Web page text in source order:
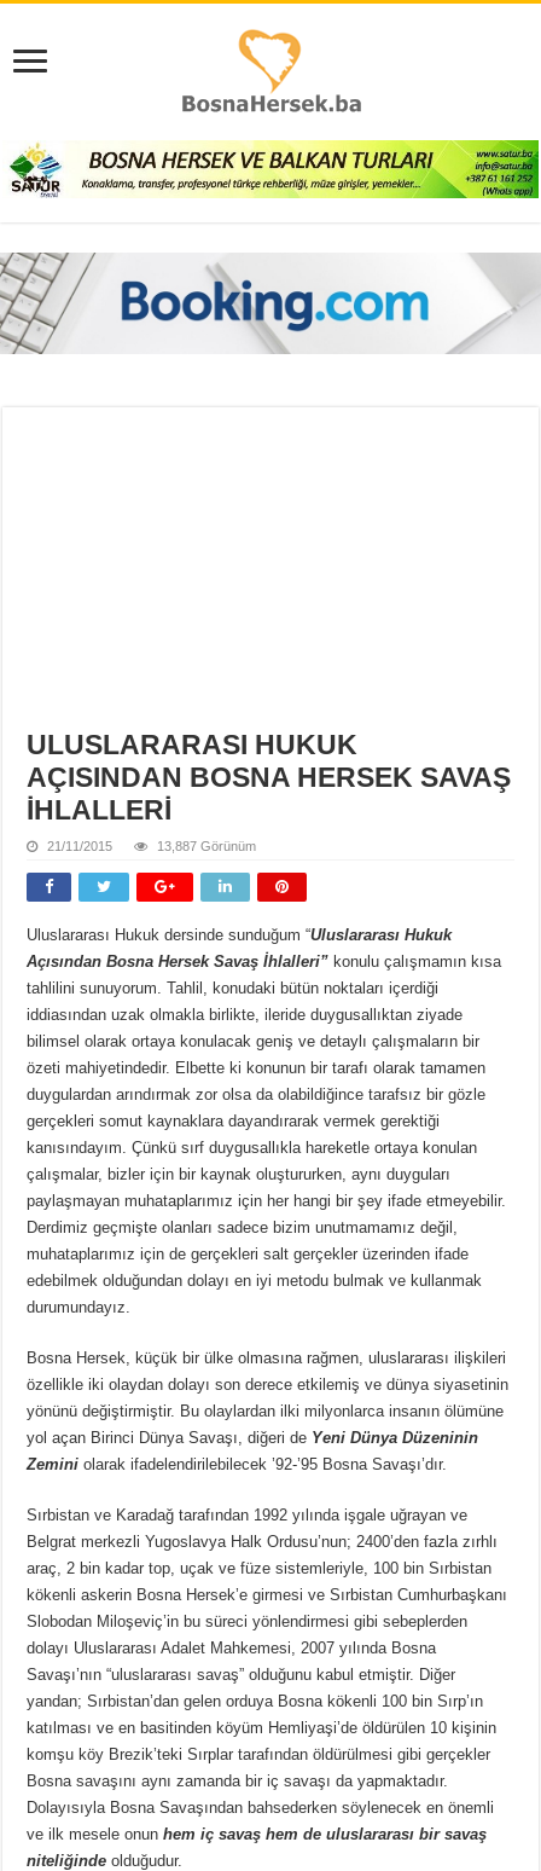
ULUSLARARASI HUKUK
AÇISINDAN BOSNA HERSEK SAVAŞ
İHLALLERİ
21/11/2015 13,887 Görünüm
Uluslararası Hukuk dersinde sunduğum “Uluslararası Hukuk
Açısından Bosna Hersek Savaş İhlalleri”konulu çalışmamın kısa
tahlilini sunuyorum. Tahlil, konudaki bütün noktaları içerdiği
iddiasından uzak olmakla birlikte, ileride duygusallıktan ziyade
bilimsel olarak ortaya konulacak geniş ve detaylı çalışmaların bir
özeti mahiyetindedir. Elbette ki konunun bir tarafı olarak tamamen
duygulardan arındırmak zor olsa da olabildiğince tarafsız bir gözle
gerçekleri somut kaynaklara dayandırarak vermek gerektiği
kanısındayım. Çünkü sırf duygusallıkla hareketle ortaya konulan
çalışmalar, bizler için bir kaynak oluştururken, aynı duyguları
paylaşmayan muhataplarımız için her hangi bir şey ifade etmeyebilir.
Derdimiz geçmişte olanları sadece bizim unutmamamız değil,
muhataplarımız için de gerçekleri salt gerçekler üzerinden ifade
edebilmek olduğundan dolayı en iyi metodu bulmak ve kullanmak
durumundayız.
Bosna Hersek, küçük bir ülke olmasına rağmen, uluslararası ilişkileri
özellikle iki olaydan dolayı son derece etkilemiş ve dünya siyasetinin
yönünü değiştirmiştir. Bu olaylardan ilki milyonlarca insanın ölümüne
yol açan Birinci Dünya Savaşı, diğeri de Yeni Dünya Düzeninin
Zemini olarak ifadelendirilebilecek ’92-’95 Bosna Savaşı’dır.
Sırbistan ve Karadağ tarafından 1992 yılında işgale uğrayan ve
Belgrat merkezli Yugoslavya Halk Ordusu’nun; 2400’den fazla zırhlı
araç, 2 bin kadar top, uçak ve füze sistemleriyle, 100 bin Sırbistan
kökenli askerin Bosna Hersek’e girmesi ve Sırbistan Cumhurbaşkanı
Slobodan Miloşeviç’in bu süreci yönlendirmesi gibi sebeplerden
dolayı Uluslararası Adalet Mahkemesi, 2007 yılında Bosna
Savaşı’nın “uluslararası savaş” olduğunu kabul etmiştir. Diğer
yandan; Sırbistan’dan gelen orduya Bosna kökenli 100 bin Sırp’ın
katılması ve en basitinden köyüm Hemliyaşi’de öldürülen 10 kişinin
komşu köy Brezik’teki Sırplar tarafından öldürülmesi gibi gerçekler
Bosna savaşını aynı zamanda bir iç savaşı da yapmaktadır.
Dolayısıyla Bosna Savaşından bahsederken söylenecek en önemli
ve ilk mesele onunhem iç savaş hem de uluslararası bir savaş
niteliğinde olduğudur.